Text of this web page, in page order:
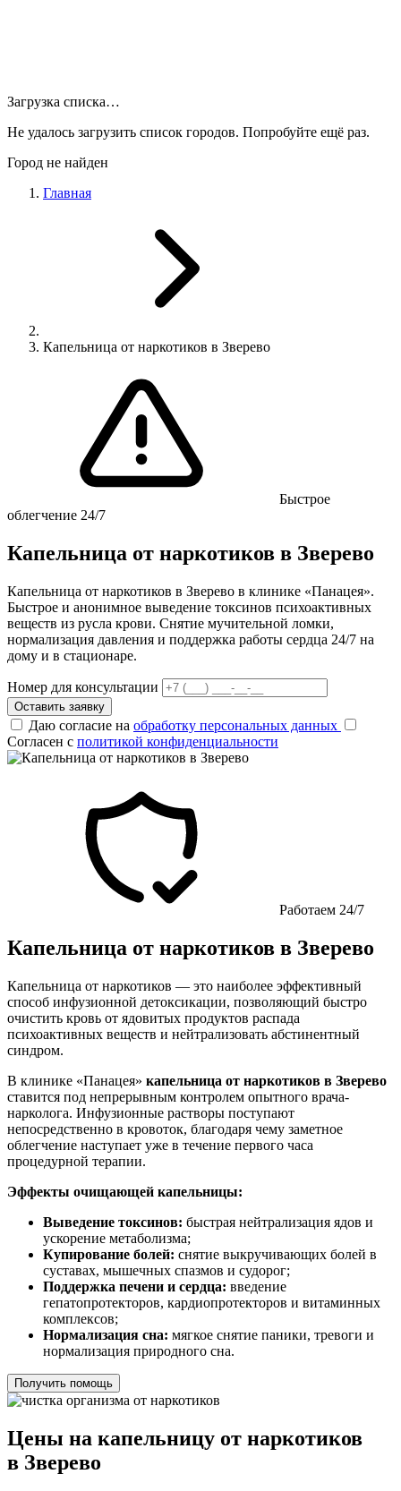
Загрузка списка…
Не удалось загрузить список городов. Попробуйте ещё раз.
Город не найден
Главная
Капельница от наркотиков в Зверево
Быстрое
облегчение 24/7
Капельница от наркотиков в Зверево
Капельница от наркотиков в Зверево в клинике «Панацея».
Быстрое и анонимное выведение токсинов психоактивных
веществ из русла крови. Снятие мучительной ломки,
нормализация давления и поддержка работы сердца 24/7 на
дому и в стационаре.
Номер для консультации
Оставить заявку
Даю согласие на обработку персональных данных
Согласен с политикой конфиденциальности
Работаем 24/7
Капельница от наркотиков в Зверево
Капельница от наркотиков — это наиболее эффективный
способ инфузионной детоксикации, позволяющий быстро
очистить кровь от ядовитых продуктов распада
психоактивных веществ и нейтрализовать абстинентный
синдром.
В клинике «Панацея» капельница от наркотиков в Зверево
ставится под непрерывным контролем опытного врача-
нарколога. Инфузионные растворы поступают
непосредственно в кровоток, благодаря чему заметное
облегчение наступает уже в течение первого часа
процедурной терапии.
Эффекты очищающей капельницы:
Выведение токсинов: быстрая нейтрализация ядов и
ускорение метаболизма;
Купирование болей: снятие выкручивающих болей в
суставах, мышечных спазмов и судорог;
Поддержка печени и сердца: введение
гепатопротекторов, кардиопротекторов и витаминных
комплексов;
Нормализация сна: мягкое снятие паники, тревоги и
нормализация природного сна.
Получить помощь
Цены на капельницу от наркотиков
в Зверево